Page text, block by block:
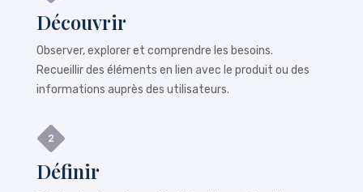
Découvrir
Observer, explorer et comprendre les besoins.
Recueillir des éléments en lien avec le produit ou des
informations auprès des utilisateurs.
Définir